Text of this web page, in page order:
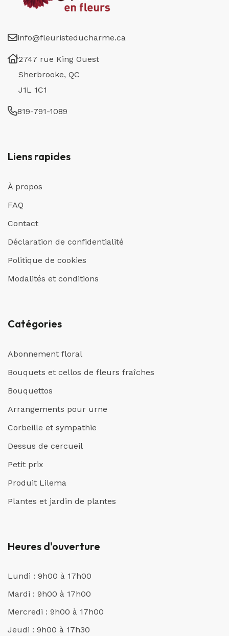
info@fleuristeducharme.ca
2747 rue King Ouest
Sherbrooke, QC
J1L 1C1
819-791-1089
Liens rapides
À propos
FAQ
Contact
Déclaration de confidentialité
Politique de cookies
Modalités et conditions
Catégories
Abonnement floral
Bouquets et cellos de fleurs fraîches
Bouquettos
Arrangements pour urne
Corbeille et sympathie
Dessus de cercueil
Petit prix
Produit Lilema
Plantes et jardin de plantes
Heures d'ouverture
Lundi : 9h00 à 17h00
Mardi : 9h00 à 17h00
Mercredi : 9h00 à 17h00
Jeudi : 9h00 à 17h30